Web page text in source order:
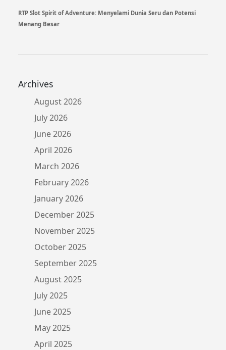
RTP Slot Spirit of Adventure: Menyelami Dunia Seru dan Potensi
Menang Besar
Archives
August 2026
July 2026
June 2026
April 2026
March 2026
February 2026
January 2026
December 2025
November 2025
October 2025
September 2025
August 2025
July 2025
June 2025
May 2025
April 2025